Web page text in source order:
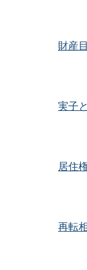
財産
実子
居住
再転